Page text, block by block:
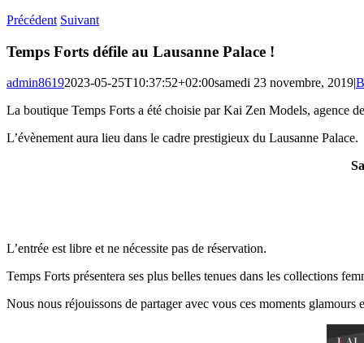
Précédent Suivant
Temps Forts défile au Lausanne Palace !
admin86192023-05-25T10:37:52+02:00samedi 23 novembre, 2019|
La boutique Temps Forts a été choisie par Kai Zen Models, agence
L’évènement aura lieu dans le cadre prestigieux du Lausanne Palace.
L’entrée est libre et ne nécessite pas de réservation.
Temps Forts présentera ses plus belles tenues dans les collections
Nous nous réjouissons de partager avec vous ces moments glamours